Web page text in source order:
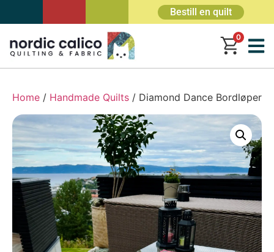
Bestill en quilt
0
Home / Handmade Quilts / Diamond Dance Bordløper